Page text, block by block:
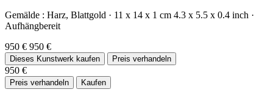
Gemälde : Harz, Blattgold · 11 x 14 x 1 cm 4.3 x 5.5 x 0.4 inch ·
Aufhängbereit
950 € 950 €
Dieses Kunstwerk kaufen Preis verhandeln
950 €
Preis verhandeln Kaufen